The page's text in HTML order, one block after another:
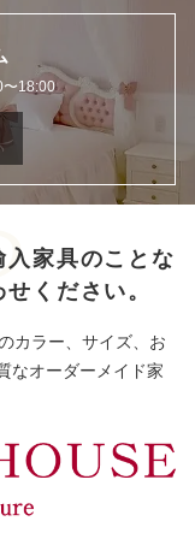
〜18:00
家具のことな
ください。
カラー、サイズ、お
なオーダーメイド家